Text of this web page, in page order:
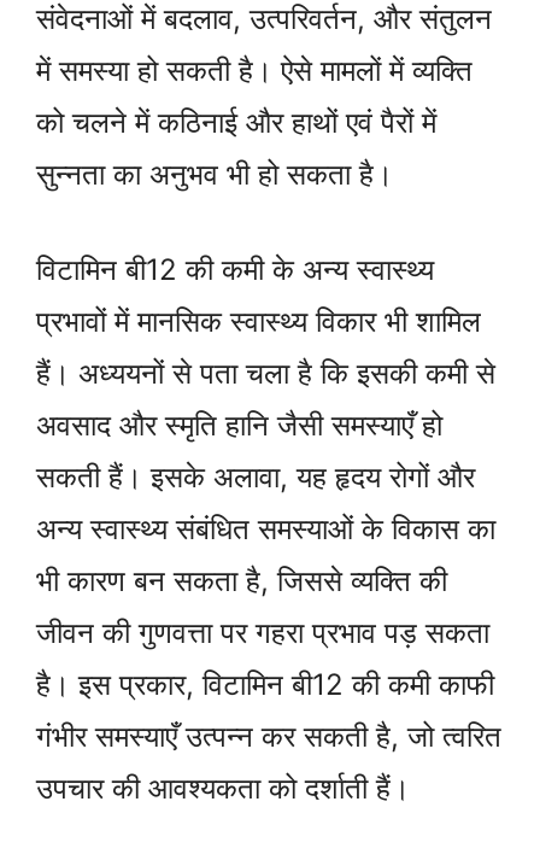
संवेदनाओं में बदलाव, उत्परिवर्तन, और संतुलन
में समस्या हो सकती है। ऐसे मामलों में व्यक्ति
को चलने में कठिनाई और हाथों एवं पैरों में
सुन्नता का अनुभव भी हो सकता है।
विटामिन बी12 की कमी के अन्य स्वास्थ्य
प्रभावों में मानसिक स्वास्थ्य विकार भी शामिल
हैं। अध्ययनों से पता चला है कि इसकी कमी से
अवसाद और स्मृति हानि जैसी समस्याएँ हो
सकती हैं। इसके अलावा, यह हृदय रोगों और
अन्य स्वास्थ्य संबंधित समस्याओं के विकास का
भी कारण बन सकता है, जिससे व्यक्ति की
जीवन की गुणवत्ता पर गहरा प्रभाव पड़ सकता
है। इस प्रकार, विटामिन बी12 की कमी काफी
गंभीर समस्याएँ उत्पन्न कर सकती है, जो त्वरित
उपचार की आवश्यकता को दर्शाती हैं।